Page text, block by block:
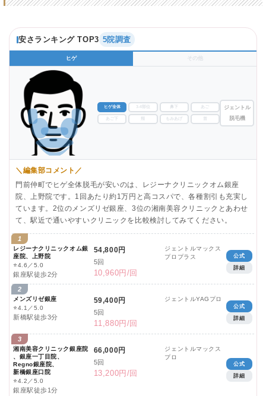
安さランキング TOP3 5院調査
ヒゲ その他
ヒゲ全体 3-4部位 鼻下 あご
あご下 もみあげ
ジェントル
脱毛機
＼編集部コメント／
門前仲町でヒゲ全体脱毛が安いのは、レジーナクリニックオム銀座
院、上野院です。1回あたり約1万円と高コスパで、各種割引も充実し
ています。2位のメンズリゼ銀座、3位の湘南美容クリニックとあわせ
て、駅近で通いやすいクリニックを比較検討してみてください。
1
レジーナクリニックオム銀
座院、上野院
⭐4.6／5.0
銀座駅徒歩2分
54,800円
5回
10,960円/回
ジェントルマックス
プロプラス
公式
詳細
2
メンズリゼ銀座
⭐4.1／5.0
新橋駅徒歩3分
59,400円
5回
11,880円/回
ジェントルYAGプロ
公式
詳細
3
湘南美容クリニック銀座院
、銀座一丁目院、
Regno銀座院、
新橋銀座口院
⭐4.2／5.0
銀座駅徒歩1分
66,000円
5回
13,200円/回
ジェントルマックス
プロ
公式
詳細